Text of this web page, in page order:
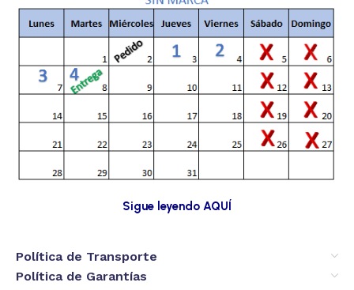
Sigue leyendo AQUÍ
Política de Transporte
Política de Garantías